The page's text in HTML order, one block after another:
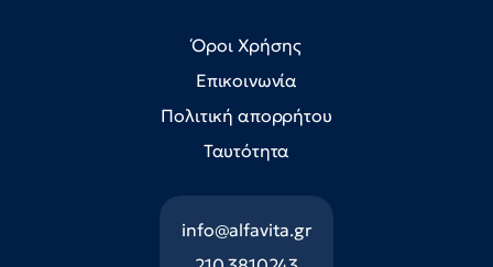
Όροι Χρήσης
Επικοινωνία
Πολιτική απορρήτου
Ταυτότητα
info@alfavita.gr